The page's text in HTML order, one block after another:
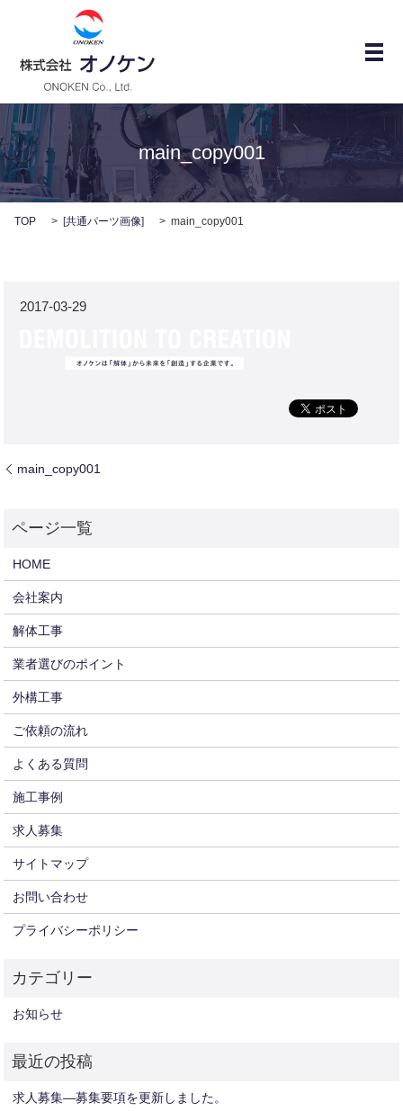
メ
main_copy001
TOP [共通パーツ画像] main_copy001
2017-03-29
main_copy001
HOME
会社案内
解体工事
業者選びのポイント
外構工事
ご依頼の流れ
よくある質問
施工事例
求人募集
サイトマップ
お問い合わせ
プライバシーポリシー
お知らせ
求人募集—募集要項を更新しました。